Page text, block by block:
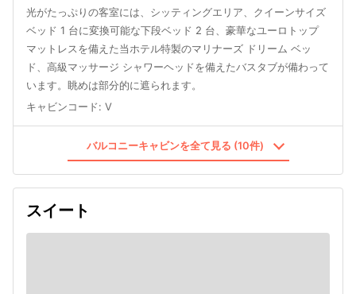
光がたっぷりの客室には、シッティングエリア、クイーンサイズ
ベッド 1 台に変換可能な下段ベッド 2 台、豪華なユーロトップ
マットレスを備えた当ホテル特製のマリナーズ ドリーム ベッ
ド、高級マッサージ シャワーヘッドを備えたバスタブが備わって
います。眺めは部分的に遮られます。
キャビンコード: V
バルコニーキャビンを全て見る (10件)
スイート